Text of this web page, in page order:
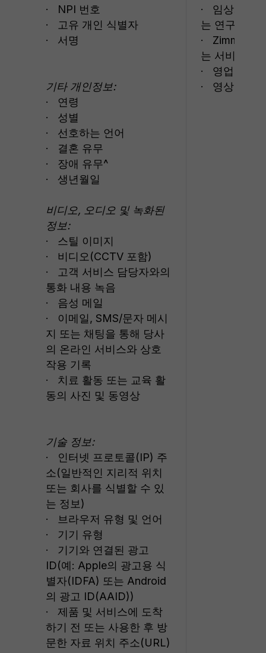
· NPI 번호
· 고유 개인 식별자
· 서명
기타 개인정보:
· 연령
· 성별
· 선호하는 언어
· 결혼 유무
· 장애 유무^
· 생년월일
비디오, 오디오 및 녹화된
정보:
· 스틸 이미지
· 비디오(CCTV 포함)
· 고객 서비스 담당자와의
통화 내용 녹음
· 음성 메일
· 이메일, SMS/문자 메시
지 또는 채팅을 통해 당사
의 온라인 서비스와 상호
작용 기록
· 치료 활동 또는 교육 활
동의 사진 및 동영상
기술 정보:
· 인터넷 프로토콜(IP) 주
소(일반적인 지리적 위치
또는 회사를 식별할 수 있
는 정보)
· 브라우저 유형 및 언어
· 기기 유형
· 기기와 연결된 광고
ID(예: Apple의 광고용 식
별자(IDFA) 또는 Android
의 광고 ID(AAID))
· 제품 및 서비스에 도착
하기 전 또는 사용한 후 방
문한 자료 위치 주소(URL)
· 임상시험
는 연구팀 연
· Zimmer
는 서비스 이
· 영업 담당
· 영상 센터